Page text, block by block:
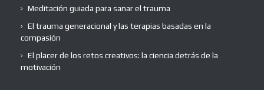
Meditación guiada para sanar el trauma
El trauma generacional y las terapias basadas en la
compasión
El placer de los retos creativos: la ciencia detrás de la
motivación